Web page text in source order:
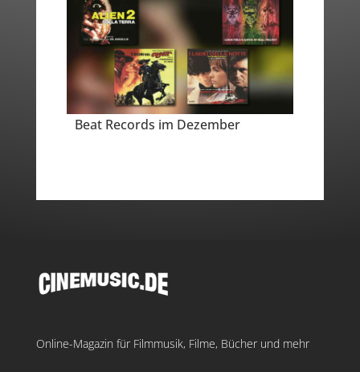
Beat Records im Dezember
Online-Magazin für Filmmusik, Filme, Bücher und mehr